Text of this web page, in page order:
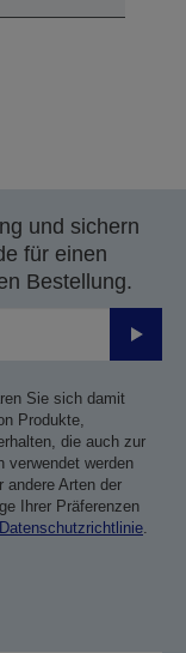
und sichern
für einen
Bestellung.
Sie sich damit
Produkte,
die auch zur
verwendet werden
andere Arten der
Ihrer Präferenzen
.